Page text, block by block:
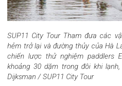
SUP11 City Tour Tham đưa các
hẻm trở lại và đường thủy của Hà
chiến lược thử nghiệm paddlers
khoảng 30 dặm trong đôi khi
Dijksman / SUP11 City Tour